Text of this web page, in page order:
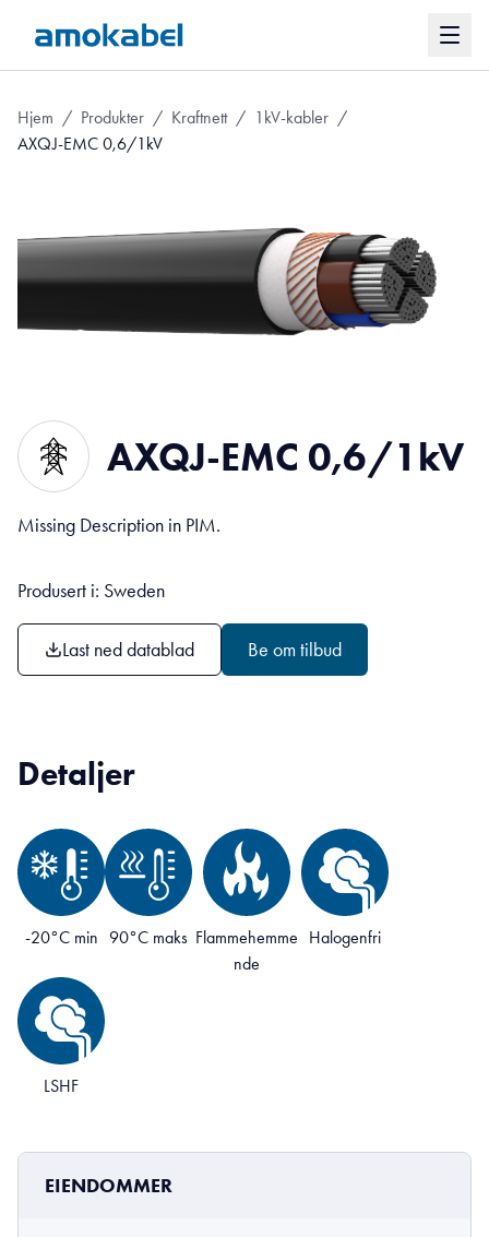
Hjem / Produkter / Kraftnett / 1kV-kabler /
AXQJ-EMC 0,6/1kV
AXQJ-EMC 0,6/1kV
Missing Description in PIM.
Produsert i: Sweden
Last ned datablad Be om tilbud
Detaljer
-20°C min 90°C maks Flammehemme
nde
Halogenfri
LSHF
EIENDOMMER